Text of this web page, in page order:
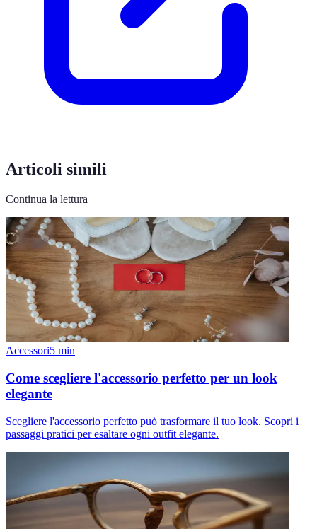
Articoli simili
Continua la lettura
Accessori5 min
Come scegliere l'accessorio perfetto per un look
elegante
Scegliere l'accessorio perfetto può trasformare il tuo look. Scopri i
passaggi pratici per esaltare ogni outfit elegante.